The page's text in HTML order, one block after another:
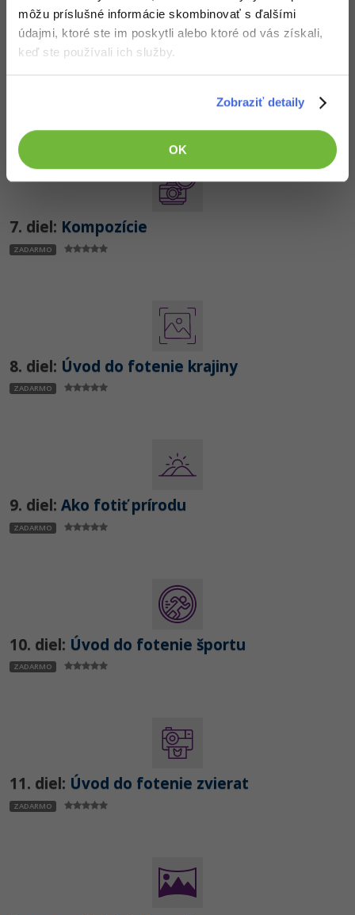
môžu príslušné informácie skombinovať s ďalšími
údajmi, ktoré ste im poskytli alebo ktoré od vás získali,
keď ste používali ich služby.
Zobraziť detaily
OK
7. diel: Kompozície
ZADARMO
8. diel: Úvod do fotenie krajiny
ZADARMO
9. diel: Ako fotiť prírodu
ZADARMO
10. diel: Úvod do fotenie športu
ZADARMO
11. diel: Úvod do fotenie zvierat
ZADARMO